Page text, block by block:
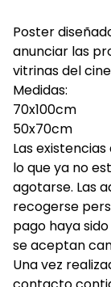
Poster
anunciar las
vitrinas del
Medidas:
70x100cm
50x70cm
Las
lo que ya no
agotarse. Las
recogerse
pago haya
se aceptan
Una vez